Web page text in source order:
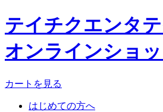
テイチクエンタ
オンラインショ
カートを見る
はじめての方へ